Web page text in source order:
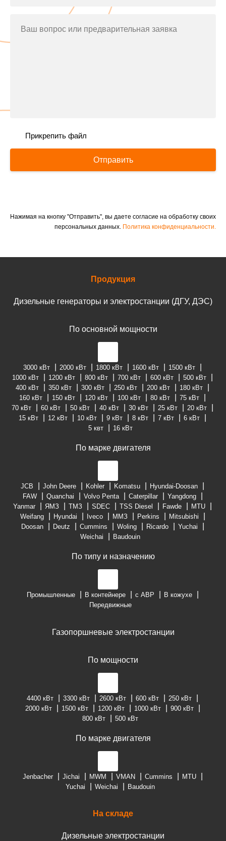
Ваш вопрос или предварительная заявка
Прикрепить файл
Отправить
Нажимая на кнопку "Отправить", вы даете согласие на обработку своих
персональных данных. Политика конфиденциальности.
Продукция
Дизельные генераторы и электростанции (ДГУ, ДЭС)
По основной мощности
3000 кВт 2000 кВт 1800 кВт 1600 кВт
1500 кВт
1000 кВт
1200 кВт 800 кВт 700 кВт 600 кВт
500 кВт
400 кВт
350 кВт 300 кВт 250 кВт 200 кВт
180 кВт
160 кВт
150 кВт 120 кВт 100 кВт 80 кВт
75 кВт
70 кВт
60 кВт 50 кВт 40 кВт 30 кВт 25 кВт
20 кВт
15 кВт
12 кВт 10 кВт 9 кВт 8 кВт 7 кВт
6 кВт
5 квт
16 кВт
По марке двигателя
JCB John Deere Kohler Komatsu
Hyundai-Doosan
FAW
Quanchai Volvo Penta Caterpillar
Yangdong
Yanmar
ЯМЗ ТМЗ SDEC TSS Diesel Fawde
MTU
Weifang
Hyundai Iveco ММЗ Perkins
Mitsubishi
Doosan
Deutz Cummins Woling Ricardo
Yuchai
Weichai
Baudouin
По типу и назначению
Промышленные В контейнере с АВР
В кожухе
Передвижные
Газопоршневые электростанции
По мощности
4400 кВт 3300 кВт 2600 кВт 600 кВт
250 кВт
2000 кВт
1500 кВт 1200 кВт 1000 кВт
900 кВт
800 кВт
500 кВт
По марке двигателя
Jenbacher Jichai MWM VMAN Cummins
MTU
Yuchai
Weichai Baudouin
На складе
Дизельные электростанции